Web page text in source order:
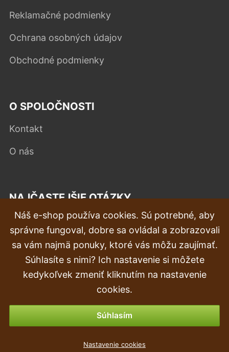
Reklamačné podmienky
Ochrana osobných údajov
Obchodné podmienky
O SPOLOČNOSTI
Kontakt
O nás
NAJČASTEJŠIE OTÁZKY
Reklamácia
Doprava a doručenie
Objednávka
Vrátenie tovaru & vrátenie peňazí
Náš e-shop používa cookies. Sú potrebné, aby
správne fungoval, dobre sa ovládal a zobrazovali
sa vám najmä ponuky, ktoré vás môžu zaujímať.
Súhlasíte s nimi? Ich nastavenie si môžete
kedykoľvek zmeniť kliknutím na nastavenie
cookies.
Súhlasím
Nastavenie cookies